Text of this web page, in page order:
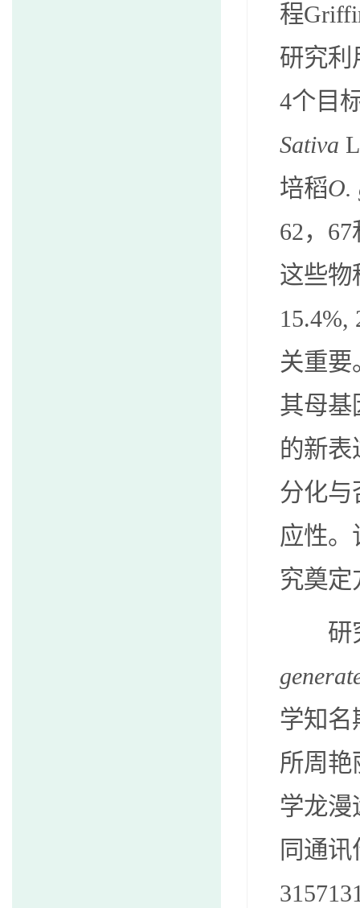
程
研究利
4个目
Sativa
培稻O.
62，
这些物
15.4%,
关重要
其母基
的新表
分化与
应性。
究奠定
研
学知名
所周艳
学龙漫
同通